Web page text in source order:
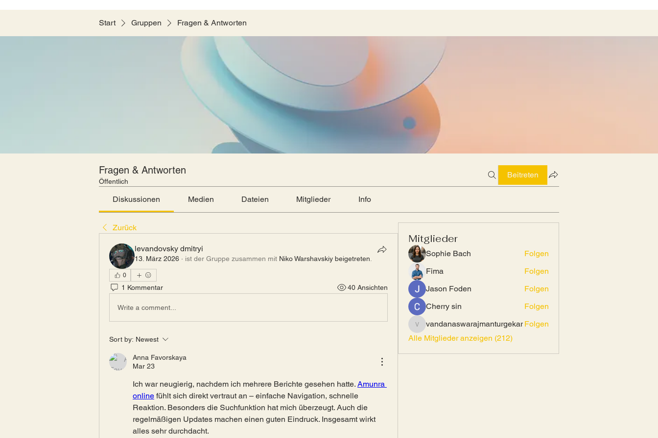
Start Gruppen Fragen & Antworten
Fragen & Antworten
Öffentlich
Beitreten
Diskussionen Medien Dateien Mitglieder Info
Zurück
levandovsky dmitryi
13. März 2026 · ist der Gruppe zusammen mit Niko Warshavskiy beigetreten
0
1 Kommentar 40 Ansichten
Write a comment...
Sort by: Newest
Anna Favorskaya
Mar 23
Ich war neugierig, nachdem ich mehrere Berichte gesehen hatte. Amunra
online fühlt sich direkt vertraut an – einfache Navigation, schnelle
Reaktion. Besonders die Suchfunktion hat mich überzeugt. Auch die
regelmäßigen Updates machen einen guten Eindruck. Insgesamt wirkt
alles sehr durchdacht.
Mitglieder
Sophie Bach
Folgen
Fima
Folgen
Jason Foden
Folgen
Cherry sin
Folgen
vandanaswarajmanturgekar
vandanaswarajmanturgekar Folgen
Alle Mitglieder anzeigen (212)